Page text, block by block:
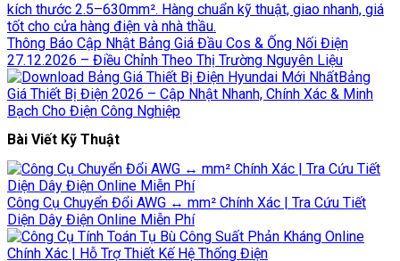
Thông Báo Cập Nhật Bảng Giá Đầu Cos & Ống Nối Điện
27.12.2026 – Điều Chỉnh Theo Thị Trường Nguyên Liệu
Bảng
Giá Thiết Bị Điện 2026 – Cập Nhật Nhanh, Chính Xác & Minh
Bạch Cho Điện Công Nghiệp
Bài Viết Kỹ Thuật
Công Cụ Chuyển Đổi AWG ↔ mm² Chính Xác | Tra Cứu Tiết
Diện Dây Điện Online Miễn Phí